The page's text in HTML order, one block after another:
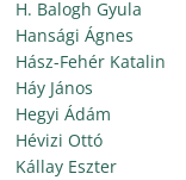
H. Balogh Gyula
Hansági Ágnes
Hász-Fehér Katalin
Háy János
Hegyi Ádám
Hévizi Ottó
Kállay Eszter